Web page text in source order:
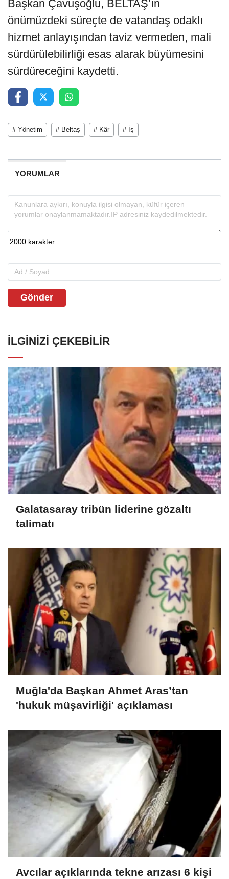
Başkan Çavuşoğlu, BELTAŞ’ın
önümüzdeki süreçte de vatandaş odaklı
hizmet anlayışından taviz vermeden, mali
sürdürülebilirliği esas alarak büyümesini
sürdüreceğini kaydetti.
# Yönetim # Beltaş # Kâr # İş
YORUMLAR
Gönder
İLGINIZI ÇEKEBILIR
Galatasaray tribün liderine gözaltı
talimatı
Muğla'da Başkan Ahmet Aras’tan
'hukuk müşavirliği' açıklaması
Avcılar açıklarında tekne arızası 6 kişi